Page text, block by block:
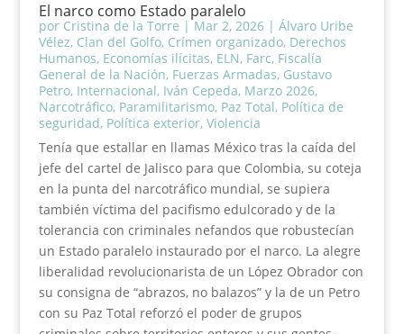
El narco como Estado paralelo
por Cristina de la Torre |Mar 2, 2026| Álvaro Uribe
Vélez, Clan del Golfo, Crímen organizado, Derechos
Humanos, Economías ilícitas, ELN, Farc, Fiscalía
General de la Nación, Fuerzas Armadas, Gustavo
Petro, Internacional, Iván Cepeda, Marzo 2026,
Narcotráfico, Paramilitarismo, Paz Total, Política de
seguridad, Política exterior, Violencia
Tenía que estallar en llamas México tras la caída del
jefe del cartel de Jalisco para que Colombia, su coteja
en la punta del narcotráfico mundial, se supiera
también víctima del pacifismo edulcorado y de la
tolerancia con criminales nefandos que robustecían
un Estado paralelo instaurado por el narco. La alegre
liberalidad revolucionarista de un López Obrador con
su consigna de “abrazos, no balazos” y la de un Petro
con su Paz Total reforzó el poder de grupos